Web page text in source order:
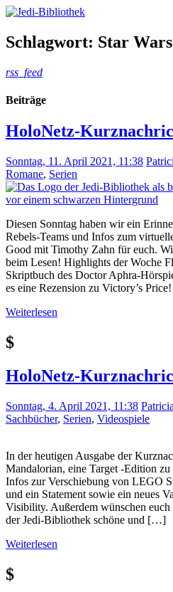
Schlagwort: Star
rss_feed
Beiträge
HoloNetz-
Sonntag, 11. April 2021, 11:38
Romane, Serien
Diesen Sonntag haben wir ein
Rebels-Teams und Infos zum
Good mit Timothy Zahn für euch.
beim Lesen! Highlights der Woche
Skriptbuch des Doctor Aphra-
es eine Rezension zu Victory’s
Weiterlesen
$
HoloNetz-
Sonntag, 4. April 2021, 11:38 Patricia
Sachbücher, Serien, Videospiele
In der heutigen Ausgabe der
Mandalorian, eine Target -Edition
Infos zur Verschiebung von LEGO
und ein Statement sowie ein neues
Visibility. Außerdem wünschen euch
der Jedi-Bibliothek schöne und […]
Weiterlesen
$